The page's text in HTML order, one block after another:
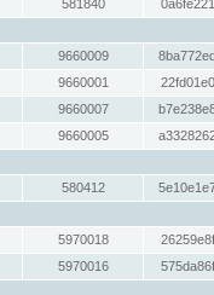
581840
9660009
9660001
9660007
9660005
580412
5970018
5970016